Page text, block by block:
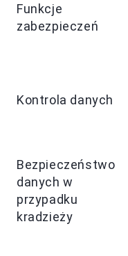
Funkcje
zabezpieczeń
Kontrola danych
Bezpieczeństwo
danych w
przypadku
kradzieży